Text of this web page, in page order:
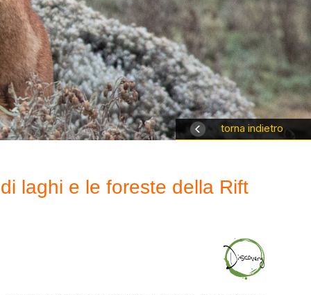
torna indietro
laghi e le foreste della Rift